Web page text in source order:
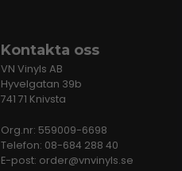
Kontakta oss
VN Vinyls AB
Hyvelgatan 39b
741 71 Knivsta
Org.nr: 559009-6698
Telefon: 08-684 288 40
E-post: order@vnvinyls.se